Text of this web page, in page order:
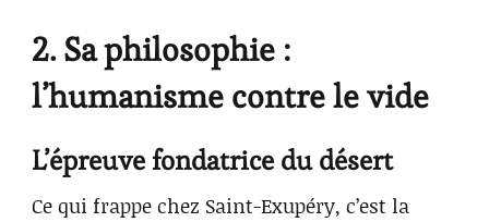
2. Sa philosophie :
l’humanisme contre le vide
L’épreuve fondatrice du désert
Ce qui frappe chez Saint-Exupéry, c’est la